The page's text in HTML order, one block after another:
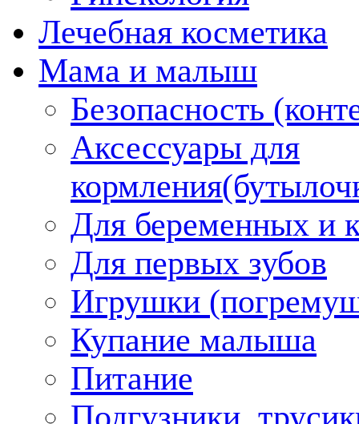
Лечебная косметика
Мама и малыш
Безопасность
Аксессуары для
Для беременных и
Для первых зубов
Игрушки
Купание малыша
Питание